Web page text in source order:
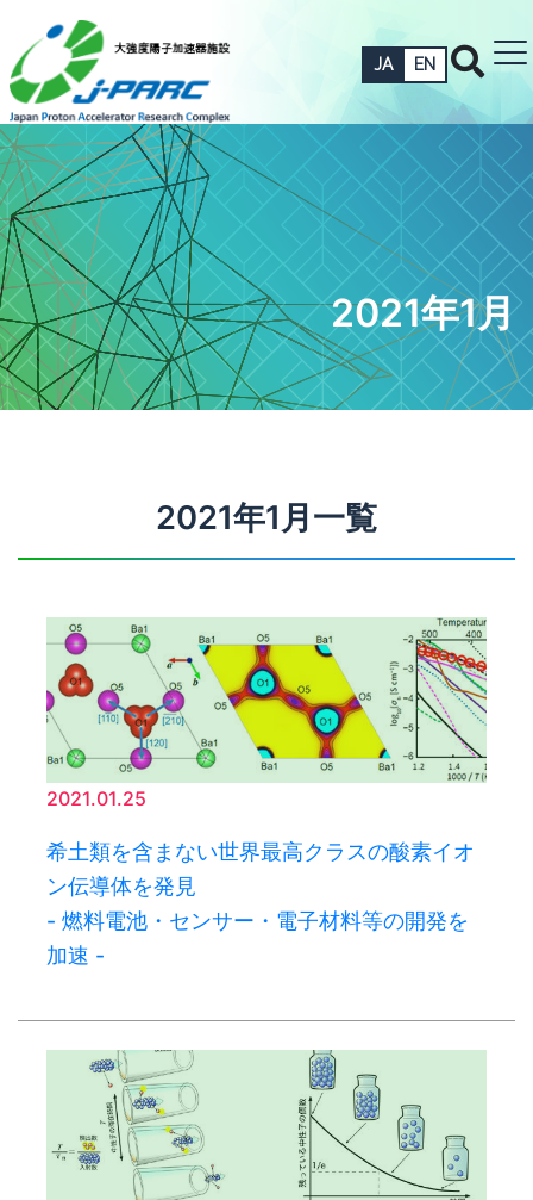
JA EN
2021年1月
2021年1月一覧
2021.01.25
希土類を含まない世界最高クラスの酸素イオ
ン伝導体を発見
- 燃料電池・センサー・電子材料等の開発を
加速 -